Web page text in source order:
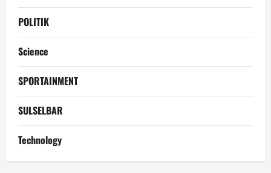
POLITIK
Science
SPORTAINMENT
SULSELBAR
Technology